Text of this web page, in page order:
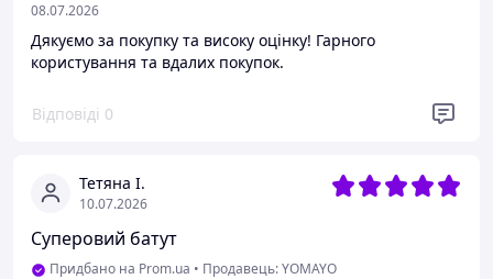
08.07.2026
Дякуємо за покупку та високу оцінку! Гарного
користування та вдалих покупок.
Відповіді 0
Тетяна І.
10.07.2026
Суперовий батут
Придбано на Prom.ua • Продавець: YOMAYO